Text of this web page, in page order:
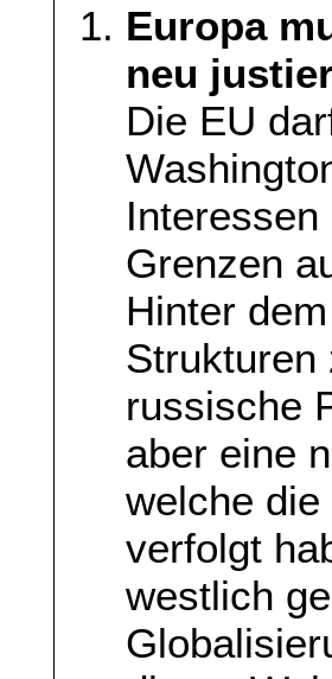
Europa
neu
Die EU
Grenzen
Hinter
Strukturen
russische
aber eine
welche
verfolgt
westlich